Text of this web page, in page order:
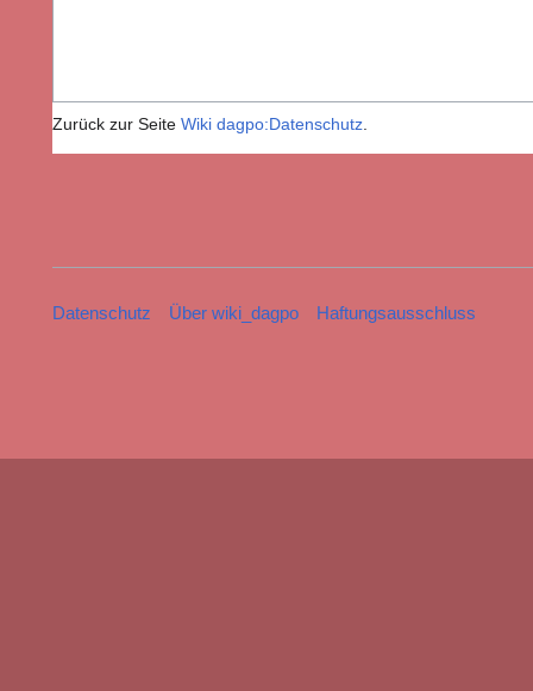
Zurück zur Seite Wiki dagpo:Datenschutz
Datenschutz Über wiki_dagpo Haftungsausschluss